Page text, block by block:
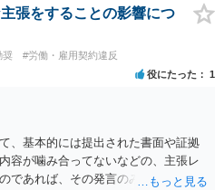
除でも、解除理由によってはタレン
になっていることはあります。ただ
のにタレントへ違約金を課す設計
争いやすいです。逆に、タレント側
実損害の範囲で請求される可能性は
張をすることの影響につ
奨 #労働・雇用契約違反
役にたった 1
、基本的には提出された書面や証拠
容が噛み合ってないなどの、主張レ
であれば、その発言のみで大きく不